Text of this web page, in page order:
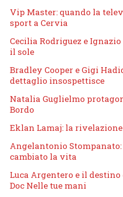
Vip Master: quando la
sport a Cervia
Cecilia Rodriguez e
il sole
Bradley Cooper e Gigi
dettaglio insospettisce
Natalia Guglielmo
Bordo
Eklan Lamaj: la
Angelantonio
cambiato la vita
Luca Argentero e il
Doc Nelle tue mani